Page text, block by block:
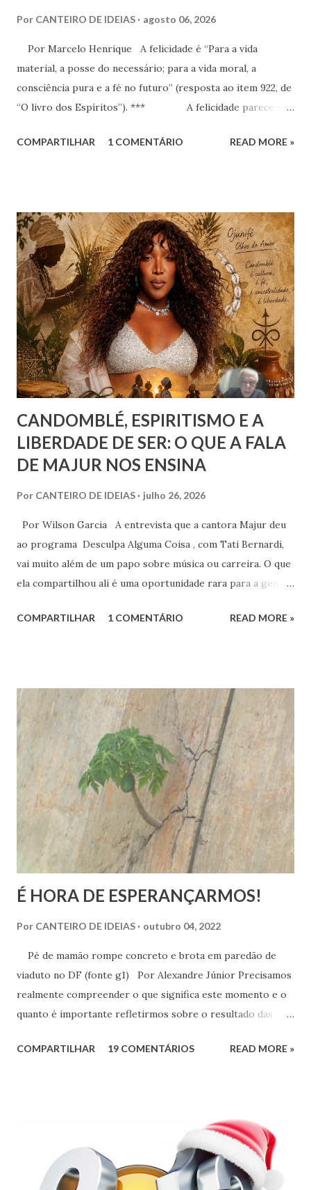
Por CANTEIRO DE IDEIAS agosto 06, 2026
Por Marcelo Henrique A felicidade é “Para a vida
material, a posse do necessário; para a vida moral, a
consciência pura e a fé no futuro” (resposta ao item 922, de
“O livro dos Espíritos”). *** A felicidade parece ser
desejo, a aspiração, o projeto de vida de cada criatura,
alegria. Esta última corresponde a instantes, momentos que
têm duração variável e que pertencem ao âmbito dos
sentimentos derivados de experiências específicas, onde se
pode compreender o alcance das emoções. Já a felicidade…
Ah, esta corresponde a um ideal de inspiração, como se,
figurativamente, estivéssemos diante da linha de chegada
de uma competição esportiva ou o ápice de uma monta...
COMPARTILHAR 1 COMENTÁRIO READ MORE »
CANDOMBLÉ, ESPIRITISMO E A
LIBERDADE DE SER: O QUE A FALA
DE MAJUR NOS ENSINA
Por CANTEIRO DE IDEIAS julho 26, 2026
Por Wilson Garcia A entrevista que a cantora Majur deu
ao programa Desculpa Alguma Coisa , com Tati Bernardi,
vai muito além de um papo sobre música ou carreira. O que
ela compartilhou ali é uma oportunidade rara para a gente
identidade espiritual, pertencimento e intolerância
Ao dizer que deixar o ambiente evangélico não significou
abandonar Deus, mas sim se libertar de uma prisão, ela
expõe algo que muita gente vive: a busca por uma
espiritualidade que faça sentido com quem a gente
realmente é.
COMPARTILHAR 1 COMENTÁRIO READ MORE »
É HORA DE ESPERANÇARMOS!
Por CANTEIRO DE IDEIAS outubro 04, 2022
Pé de mamão rompe concreto e brota em paredão de
viaduto no DF (fonte g1) Por Alexandre Júnior Precisamos
realmente compreender o que significa este momento e o
quanto é importante refletirmos sobre o resultado das
esperançar! A História do Brasil é feita de invasão,
COMPARTILHAR 19 COMENTÁRIOS READ MORE »